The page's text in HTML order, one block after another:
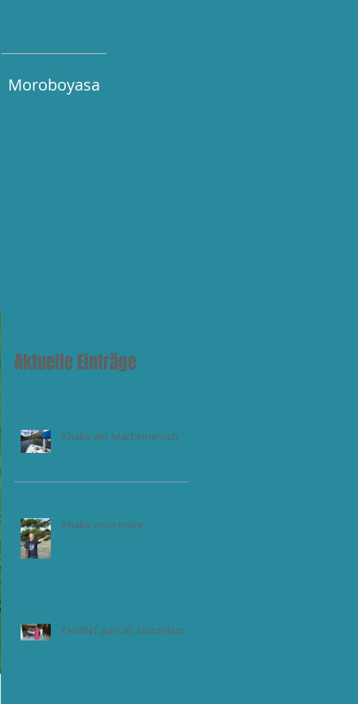
Moroboyasa
Aktuelle Einträge
Xhaka der Machtmensch
Xhaka once more
CHWNT Juni 26, Nordirland